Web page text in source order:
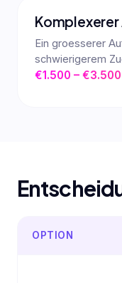
Ein groesserer
schwierigerem
€1.500 – €3.500
OPTION